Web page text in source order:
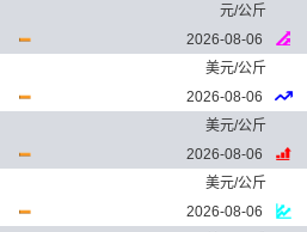
元/公斤
2026-08-06
美元/公斤
2026-08-06
美元/公斤
2026-08-06
美元/公斤
2026-08-06